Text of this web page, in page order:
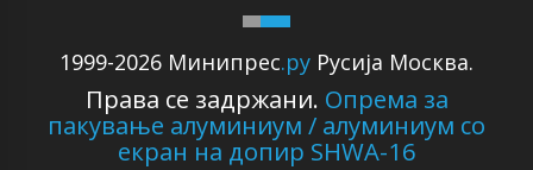
1999-2026 Минипрес.ру Русија Москва.
Права се задржани. Опрема за
пакување алуминиум / алуминиум со
екран на допир SHWA-16